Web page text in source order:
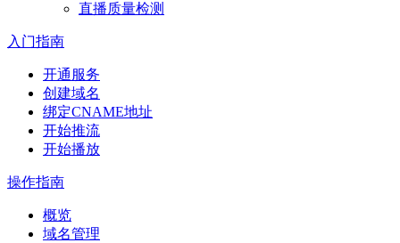
直播质量检测
入门指南
开通服务
创建域名
绑定CNAME地址
开始推流
开始播放
操作指南
概览
域名管理